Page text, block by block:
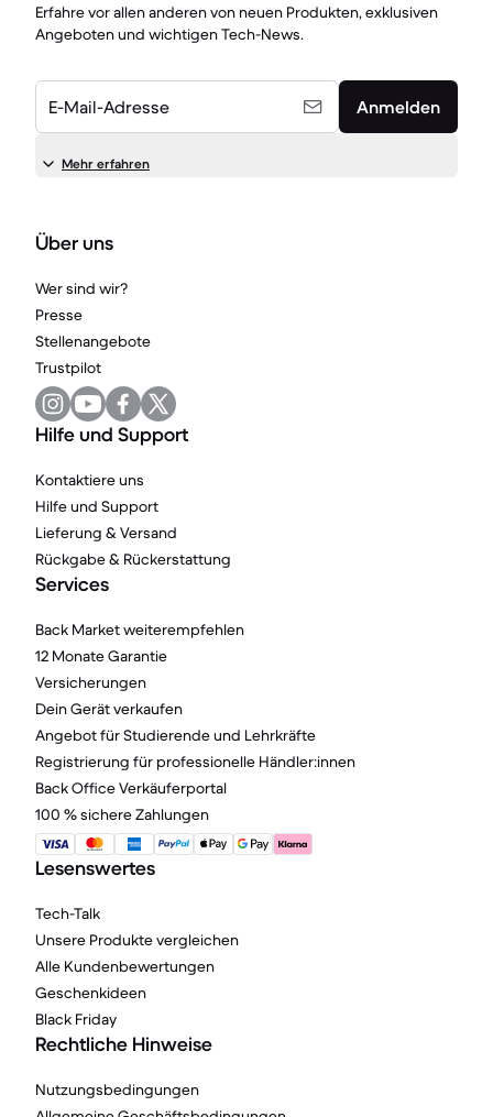
Erfahre vor allen anderen von neuen Produkten, exklusiven
Angeboten und wichtigen Tech-News.
E-Mail-Adresse Anmelden
Mehr erfahren
Über uns
Wer sind wir?
Presse
Stellenangebote
Trustpilot
Hilfe und Support
Kontaktiere uns
Hilfe und Support
Lieferung & Versand
Rückgabe & Rückerstattung
Services
Back Market weiterempfehlen
12 Monate Garantie
Versicherungen
Dein Gerät verkaufen
Angebot für Studierende und Lehrkräfte
Registrierung für professionelle Händler:innen
Back Office Verkäuferportal
100 % sichere Zahlungen
Lesenswertes
Tech-Talk
Unsere Produkte vergleichen
Alle Kundenbewertungen
Geschenkideen
Black Friday
Rechtliche Hinweise
Nutzungsbedingungen